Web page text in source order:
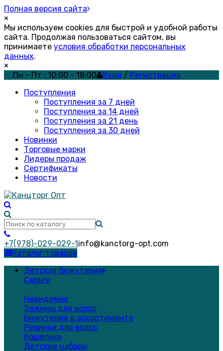
Полная версия сайта
×
Мы используем cookies для быстрой и удобной работы
сайта. Продолжая пользоваться сайтом, вы
принимаете условия обработки персональных
данных.
×
Пн - Пт : 10:00 - 18:00
Вход / Регистрация
Поступления
Поступления за 7 дней
Поступления за 14 дней
Поступления за 21 день
Поступления за 30 дней
Новинки
Торговые марки
Лидеры продаж
Сертификаты
Новости
+7(978)-029-029-1info@kanctorg-opt.com
Каталог товаров
Детская бижутерия
Серьги
Невидимки
Зажимы для волос
Бижутерия в ассортименте
Резинки для волос
Кошельки
Детские наборы